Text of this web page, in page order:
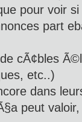
pour voir
part
cÃ¢bles
etc..)
dans
peut